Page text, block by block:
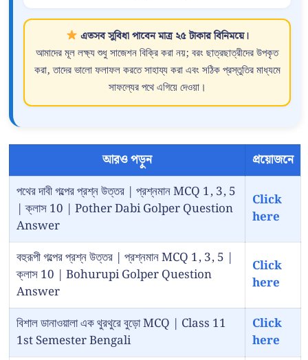
এতসব সুবিধা পাবেন মাত্র ২৫ টাকার বিনিময়ে।
আমাদের মূল লক্ষ্য শুধু সাজেশন বিক্রি করা নয়; বরং ছাত্রছাত্রীদের উপকৃত
করা, তাদের ভালো ফলাফল করতে সাহায্য করা এবং সঠিক প্রস্তুতির মাধ্যমে
সাফল্যের পথে এগিয়ে দেওয়া।
আরও পড়ুন
প্রয়োজনে
পথের দাবী গল্পের প্রশ্ন উত্তর | প্রশ্নমান MCQ 1, 3, 5
| ক্লাস 10 | Pother Dabi Golper Question
Answer
Click
here
বহুরূপী গল্পের প্রশ্ন উত্তর | প্রশ্নমান MCQ 1, 3, 5 |
ক্লাস 10 | Bohurupi Golper Question
Answer
Click
here
বিশাল ডানাওয়ালা এক থুরথুরে বুড়ো MCQ | Class 11
1st Semester Bengali
Click
here